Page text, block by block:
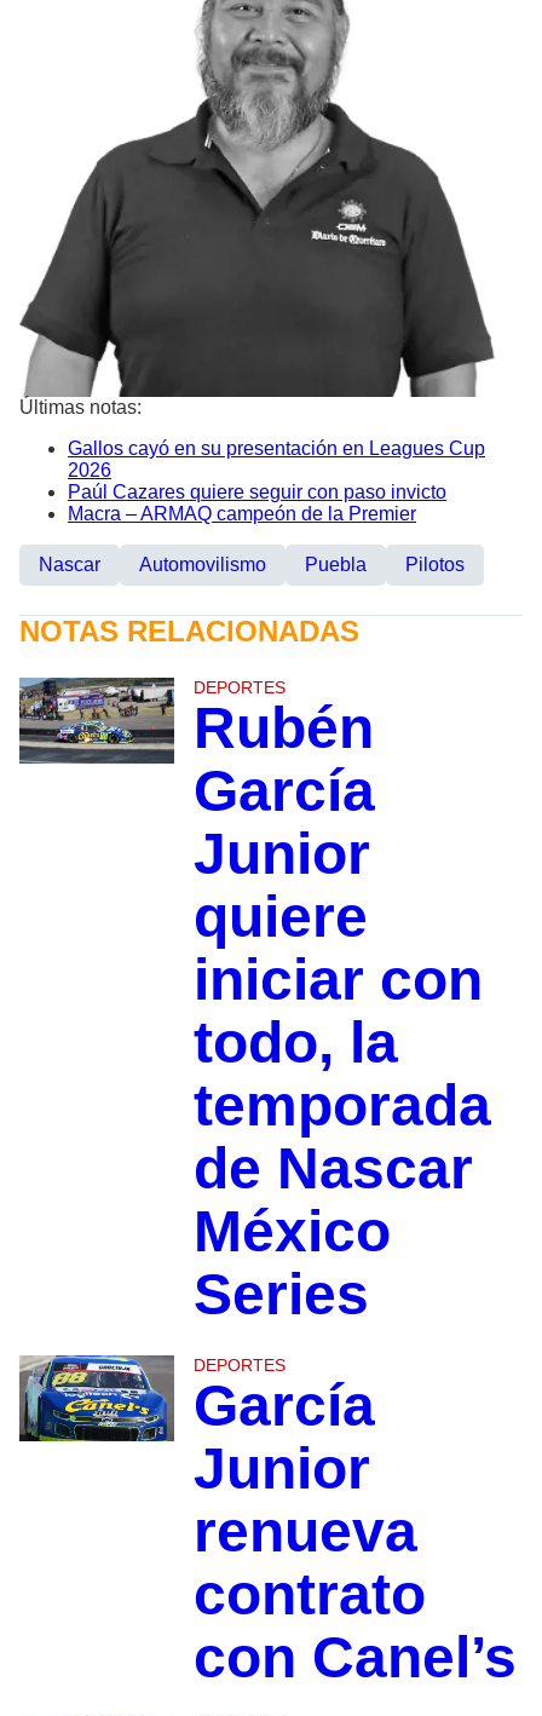
Últimas notas:
Gallos cayó en su presentación en Leagues Cup
2026
Paúl Cazares quiere seguir con paso invicto
Macra – ARMAQ campeón de la Premier
Nascar Automovilismo Puebla Pilotos
NOTAS RELACIONADAS
DEPORTES
Rubén
García
Junior
quiere
iniciar con
todo, la
temporada
de Nascar
México
Series
DEPORTES
García
Junior
renueva
contrato
con Canel’s